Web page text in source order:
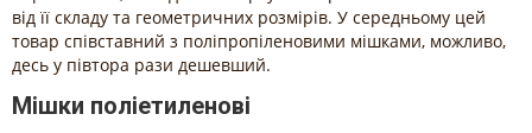
від її складу та геометричних розмірів. У середньому цей
товар співставний з поліпропіленовими мішками, можливо,
десь у півтора рази дешевший.
Мішки поліетиленові